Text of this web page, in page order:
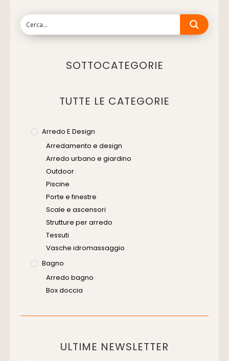
SOTTOCATEGORIE
TUTTE LE CATEGORIE
Arredo E Design
Arredamento e design
Arredo urbano e giardino
Outdoor
Piscine
Porte e finestre
Scale e ascensori
Strutture per arredo
Tessuti
Vasche idromassaggio
Bagno
Arredo bagno
Box doccia
Placche di comando per wc
Domotica Ed Impianti Elettrici
ULTIME NEWSLETTER